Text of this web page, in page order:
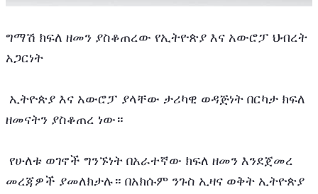
ግማሽ ክፍለ ዘመን ያስቆጠረው የኢትዮጵያ እና አውሮፓ ህብረት
አጋርነት
ዘመናትን ያስቆጠረ ነው።
መረጃዎች ያመለክታሉ። በአክሱም ንጉስ ኢዛና ወቅት ኢትዮጵያ